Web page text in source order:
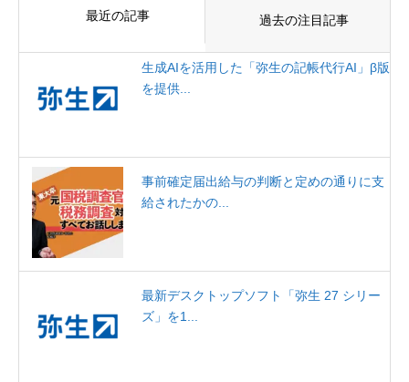
最近の記事 過去の注目記事
生成AIを活用した「弥生の記帳代行AI」β版
を提供...
事前確定届出給与の判断と定めの通りに支
給されたかの...
最新デスクトップソフト「弥生 27 シリー
ズ」を1...